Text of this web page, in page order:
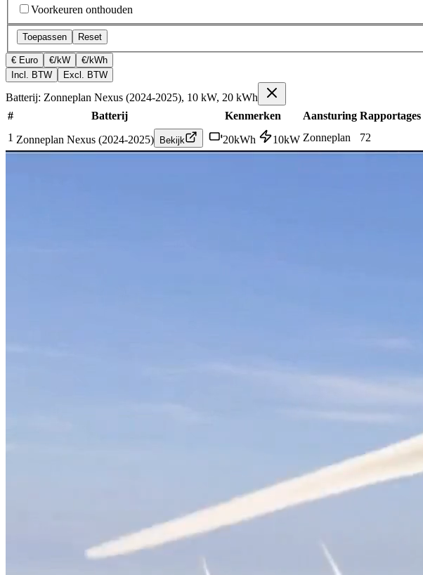
Voorkeuren onthouden
Toepassen Reset
€ Euro €/kW
€/kWh
Incl. BTW
Excl. BTW
Batterij: Zonneplan Nexus (2024-2025), 10 kW, 20 kWh
#
Batterij Kenmerken Aansturing Rapportages
1 Zonneplan Nexus (2024-2025) Bekijk 20kWh 10kW Zonneplan 72